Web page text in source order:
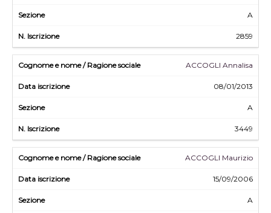
A
2859
ACCOGLI Annalisa
08/01/2013
A
3449
ACCOGLI Maurizio
15/09/2006
A